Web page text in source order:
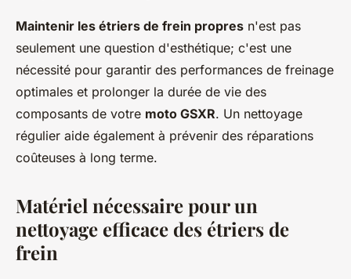
Maintenir les étriers de frein propres n'est pas
seulement une question d'esthétique; c'est une
nécessité pour garantir des performances de freinage
optimales et prolonger la durée de vie des
composants de votre moto GSXR. Un nettoyage
régulier aide également à prévenir des réparations
coûteuses à long terme.
Matériel nécessaire pour un
nettoyage efficace des étriers de
frein